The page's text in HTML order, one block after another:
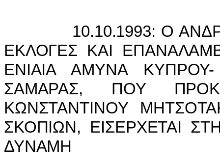
10.10.1993: Ο
ΕΚΛΟΓΕΣ ΚΑI
ΕΝIΑIΑ ΑΜΥΝΑ
ΣΑΜΑΡΑΣ, ΠΟΥ
ΚΩΝΣΤΑΝΤIΝΟΥ
ΣΚΟΠIΩΝ, ΕIΣΕΡΧΕΤΑI
ΔΥΝΑΜΗ